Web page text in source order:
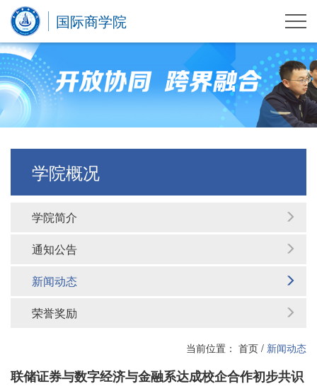
国际商学院
学院概况
学院简介
通知公告
新闻动态
荣誉奖励
当前位置： 首页 / 新闻动态
联储证券与数字经济与金融系达成校企合作初步共识